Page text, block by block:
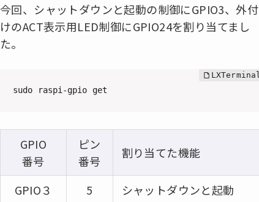
今回、シャットダウンと起動の制御にGPIO3、外付
けのACT表示用LED制御にGPIO24を割り当てまし
た。
sudo raspi-gpio get
GPIO
番号
ピン
番号
割り当てた機能
GPIO３ 5
シャットダウンと起動